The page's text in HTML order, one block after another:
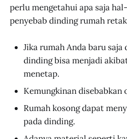
perlu mengetahui apa saja
penyebab dinding rumah
Jika rumah Anda baru
dinding bisa menjadi
menetap.
Kemungkinan disebabkan
Rumah kosong dapat
pada dinding.